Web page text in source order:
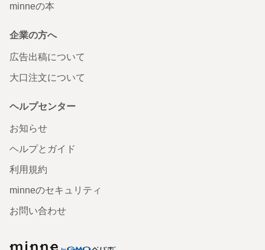
minneの本
企業の方へ
広告出稿について
大口注文について
ヘルプセンター
お知らせ
ヘルプとガイド
利用規約
minneのセキュリティ
お問い合わせ